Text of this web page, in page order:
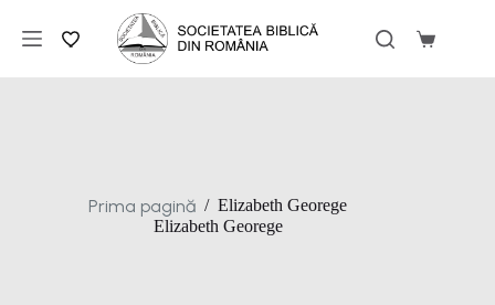
conținut
Coș
Prima pagină / Elizabeth Georege
Elizabeth Georege